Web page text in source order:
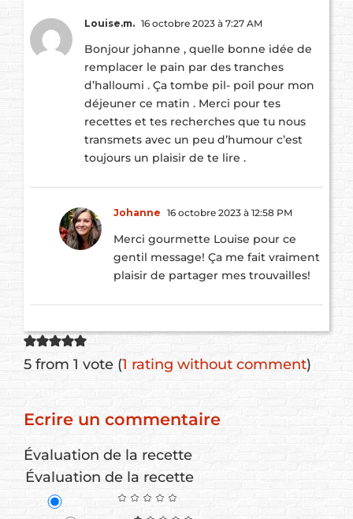
Louise.m. 16 octobre 2023 à 7:27 AM
Bonjour johanne , quelle bonne idée de
remplacer le pain par des tranches
d’halloumi . Ça tombe pil- poil pour mon
déjeuner ce matin . Merci pour tes
recettes et tes recherches que tu nous
transmets avec un peu d’humour c’est
toujours un plaisir de te lire .
Johanne 16 octobre 2023 à 12:58 PM
Merci gourmette Louise pour ce
gentil message! Ça me fait vraiment
plaisir de partager mes trouvailles!
5 from 1 vote (1 rating without comment)
Ecrire un commentaire
Évaluation de la recette
Évaluation de la recette